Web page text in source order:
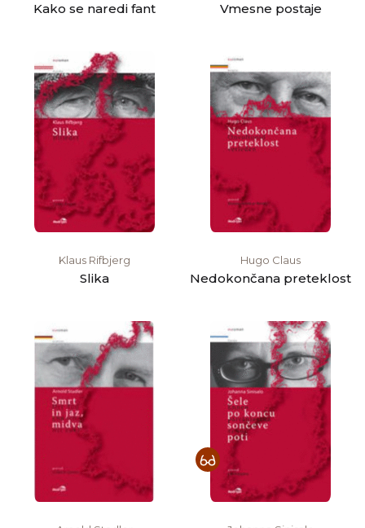
Kako se naredi fant Vmesne postaje
Klaus Rifbjerg
Slika
Hugo Claus
Nedokončana preteklost